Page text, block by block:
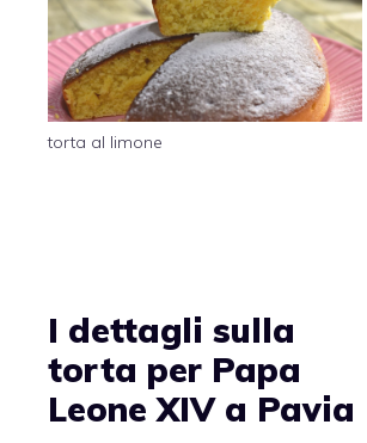
torta al limone
I dettagli sulla
torta per Papa
Leone XIV a Pavia